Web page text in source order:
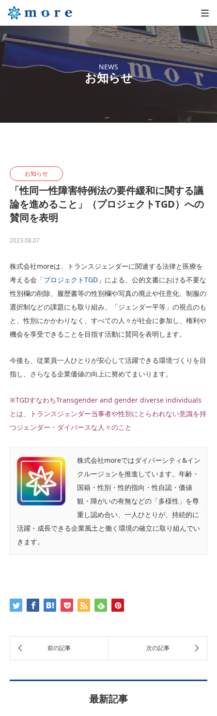
NEWS
お知らせ
お知らせ
「性同一性障害特例法の要件緩和に関する議
論を進めること」（プロジェクトTGD）への
賛同を表明
2023.08.07
株式会社moreは、トランスジェンダーに関連する法律と医療を
考える会「プロジェクトTGD 」による、公的文書における不要な
性別欄の削除、履歴書等の性別欄や写真の廃止や任意化、制服の
選択制などの課題にも取り組み、「ジェンダー平等」の視点のも
と、性別にかかわりなく、すべての人々が社会に参加し、権利や
機会を享受できることを目指す活動に賛同を表明します。
今後も、従業員一人ひとりが安心して活躍できる環境づくりを目
指し、さらなる企業価値の向上に努めてまいります。
※TGDすなわちTransgender and gender diverse individuals
とは、トランスジェンダー当事者や性別にとらわれない意識を持
つジェンダー・ダイバースな人々のこと
株式会社moreではダイバーシティ&イン
クルージョンを推進しています。年齢・
国籍・性別・性的指向・性自認・価値
観・障がいの有無などの「多様性」を尊
重し認め合い、一人ひとりが、持続的に
活躍・成長できる企業風土と働く環境の確立に取り組んでい
きます。
最新記事